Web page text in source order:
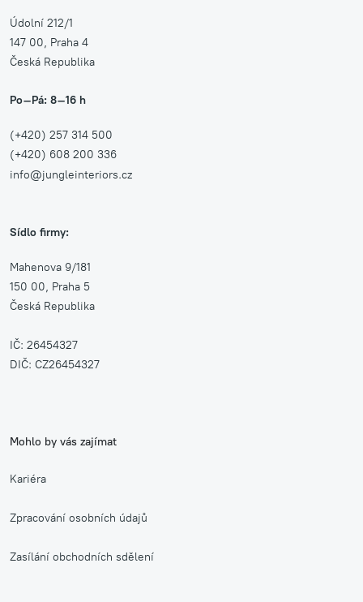
Údolní 212/1
147 00, Praha 4
Česká Republika
Po–Pá: 8–16 h
(+420) 257 314 500
(+420) 608 200 336
info@jungleinteriors.cz
Sídlo firmy:
Mahenova 9/181
150 00, Praha 5
Česká Republika
IČ: 26454327
DIČ: CZ26454327
Mohlo by vás zajímat
Kariéra
Zpracování osobních údajů
Zasílání obchodních sdělení